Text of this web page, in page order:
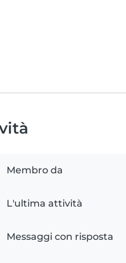
Membro da
L'ultima attività
Messaggi con risposta